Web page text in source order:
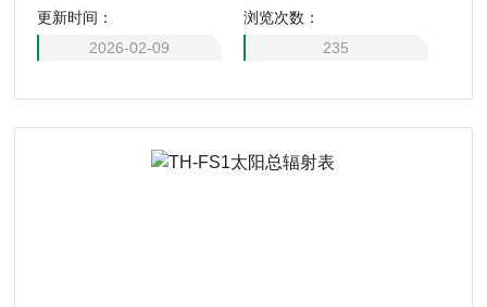
通信接口，数据实时传输至监控平台，配套软件提供辐射强度
分析、异常预警等功能，广泛应用于气象观测、农业光照管理
更新时间：
2026-02-09
浏览次数：
235